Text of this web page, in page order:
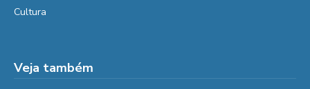
Cultura
Veja também